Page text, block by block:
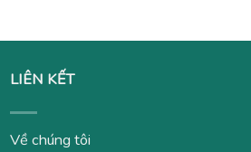
LIÊN KẾT
Về chúng tôi